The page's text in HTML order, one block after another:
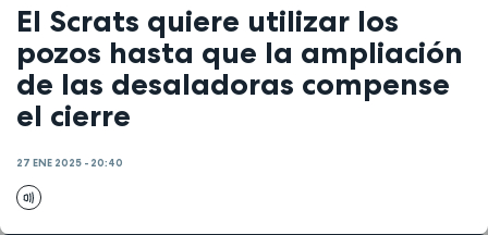
El Scrats quiere utilizar los
pozos hasta que la ampliación
de las desaladoras compense
el cierre
27 ENE 2025 - 20:40